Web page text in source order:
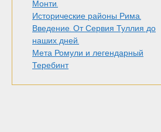
Монти.
Исторические районы Рима.
Введение. От Сервия Туллия до
наших дней.
Мета Ромули и легендарный
Теребинт